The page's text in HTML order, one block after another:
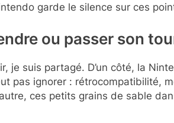
garde le silence sur ces
ou passer son
je suis partagé. D’un côté, la
pas ignorer : rétrocompatibilité,
ces petits grains de sable